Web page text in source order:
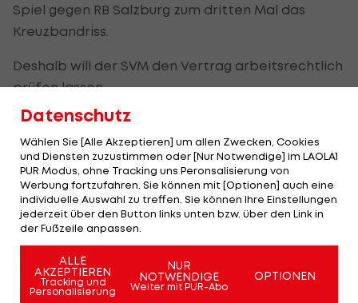
Spiel gegen RB Salzburg zum dritten Mal das
Kreuzbandriss.
Deshalb will der SVM den Vertrag arbeitsrechtlich
prüfen lassen.
Kommt Salomon aus Altach?
Prinzipiell steht den Burgenländern noch viel
Arbeit ins Haus, da fast die Hälfte der Verträge
ausläuft - zumindest offiziell.
Als Neuzugang wird Patrick Salomon vomSCR
Altachins Spiel gebracht, doch auch dessen
Transfer ist noch nicht bestätigt.
Datenschutz
Wählen Sie [Alle Akzeptieren] um allen Zwecken, Cookies
und Diensten zuzustimmen oder [Nur Notwendige] im LAOLA1
PUR Modus, ohne Tracking uns Peronsalisierung von
Werbung fortzufahren. Sie können mit [Optionen] auch eine
individuelle Auswahl zu treffen. Sie können Ihre Einstellungen
jederzeit über den Button links unten bzw. über den Link in
der Fußzeile anpassen.
ALLE
AKZEPTIEREN
Tracking und
Personalisierung
NUR
NOTWENDIGE
Weiter mit PUR-Abo
OPTIONEN